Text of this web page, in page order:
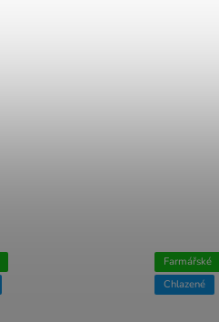
Farmářské
Chlazené